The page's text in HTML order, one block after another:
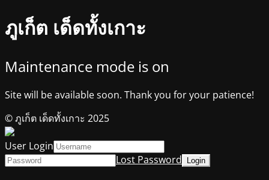
ภูเก็ต เด็ดทั้งเกาะ
Maintenance mode is on
Site will be available soon. Thank you for your patience!
© ภูเก็ต เด็ดทั้งเกาะ 2025
User Login
Lost Password